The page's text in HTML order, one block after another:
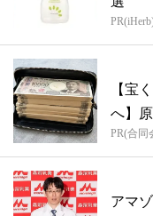
【宝
へ】
PR(合同
アマ